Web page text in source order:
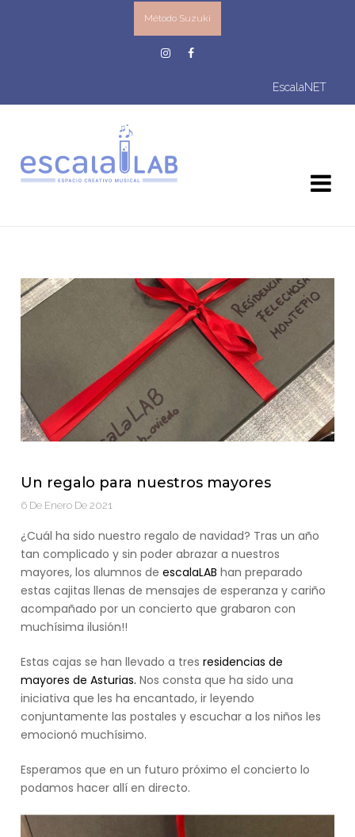
Método Suzuki
EscalaNET
Un regalo para nuestros mayores
6 De Enero De 2021
¿Cuál ha sido nuestro regalo de navidad? Tras un año
tan complicado y sin poder abrazar a nuestros
mayores, los alumnos deescalaLAB han preparado
estas cajitas llenas de mensajes de esperanza y cariño
acompañado por un concierto que grabaron con
muchísima ilusión!!
Estas cajas se han llevado a tresresidencias de
mayores de Asturias. Nos consta que ha sido una
iniciativa que les ha encantado, ir leyendo
conjuntamente las postales y escuchar a los niños les
emocionó muchísimo.
Esperamos que en un futuro próximo el concierto lo
podamos hacer allí en directo.